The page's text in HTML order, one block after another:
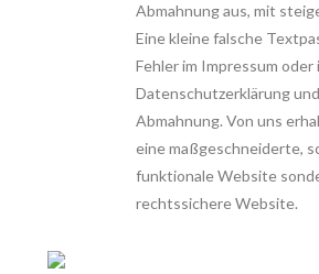
Abmahnung aus, mit
Eine kleine falsche
Fehler im Impressum oder
Datenschutzerklärung
Abmahnung. Von uns
eine maßgeschneiderte,
funktionale Website
rechtssichere Website.